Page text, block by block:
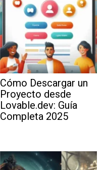
Cómo Descargar un
Proyecto desde
Lovable.dev: Guía
Completa 2025